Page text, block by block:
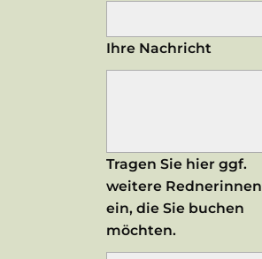
Ihre Nachricht
Tragen Sie hier ggf.
weitere Rednerinnen
ein, die Sie buchen
möchten.